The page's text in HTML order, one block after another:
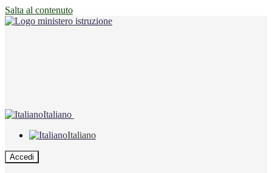
Salta al contenuto
Italiano
Italiano
Accedi